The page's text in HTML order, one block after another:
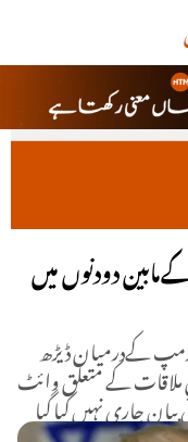
دودنوں میں
کےدرمیان ڈیڑھ
کے متعلق وائٹ
جاری نہیں کیا گیا